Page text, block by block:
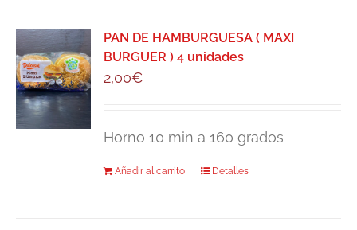
PAN DE HAMBURGUESA ( MAXI
BURGUER ) 4 unidades
2,00€
Horno 10 min a 160 grados
Añadir al carrito Detalles